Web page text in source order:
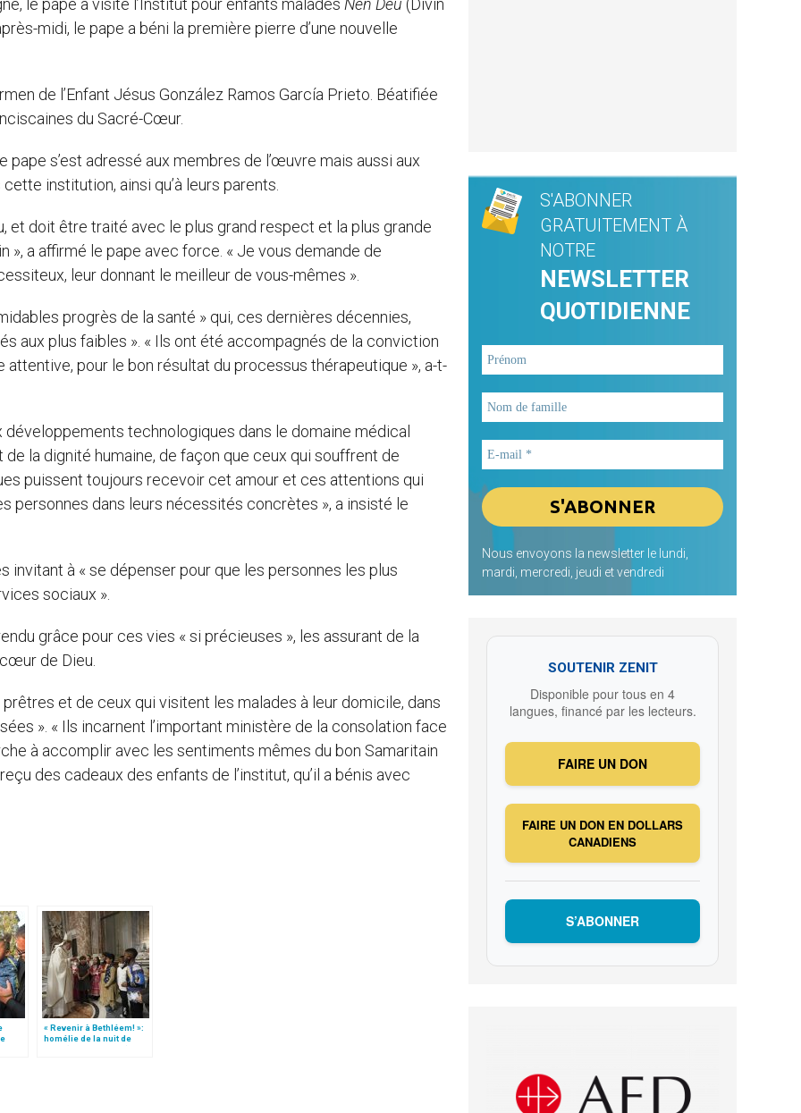
le pape a visité l’Institut pour enfants malades Nen Déu (Divin
midi, le pape a béni la première pierre d’une nouvelle
de l’Enfant Jésus González Ramos García Prieto. Béatifiée
du Sacré-Cœur.
s’est adressé aux membres de l’œuvre mais aussi aux
institution, ainsi qu’à leurs parents.
et doit être traité avec le plus grand respect et la plus grande
a affirmé le pape avec force. « Je vous demande de
leur donnant le meilleur de vous-mêmes ».
progrès de la santé » qui, ces dernières décennies,
aux plus faibles ». « Ils ont été accompagnés de la conviction
attentive, pour le bon résultat du processus thérapeutique », a-t-
développements technologiques dans le domaine médical
de la dignité humaine, de façon que ceux qui souffrent de
puissent toujours recevoir cet amour et ces attentions qui
personnes dans leurs nécessités concrètes », a insisté le
invitant à « se dépenser pour que les personnes les plus
sociaux ».
grâce pour ces vies « si précieuses », les assurant de la
de Dieu.
et de ceux qui visitent les malades à leur domicile, dans
». « Ils incarnent l’important ministère de la consolation face
à accomplir avec les sentiments mêmes du bon Samaritain
des cadeaux des enfants de l’institut, qu’il a bénis avec
« Revenir à Bethléem! »:
homélie de la nuit de
Noël (texte complet)
S'ABONNER
GRATUITEMENT À
NOTRE
NEWSLETTER
QUOTIDIENNE
Nous envoyons la newsletter le lundi,
mardi, mercredi, jeudi et vendredi
SOUTENIR ZENIT
Disponible pour tous en 4
langues, financé par les lecteurs.
FAIRE UN DON
FAIRE UN DON EN DOLLARS
CANADIENS
S’ABONNER